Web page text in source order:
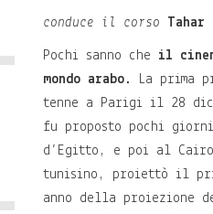
conduce il corso Tahar
Pochi sanno che il
mondo arabo. La prima
tenne a Parigi il 28
fu proposto pochi
d’Egitto, e poi al
tunisino, proiettò il
anno della proiezione